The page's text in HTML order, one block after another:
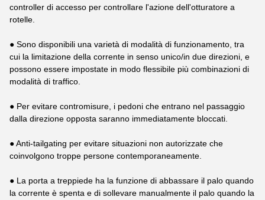
controller di accesso per controllare l'azione dell'otturatore a
rotelle.
● Sono disponibili una varietà di modalità di funzionamento, tra
cui la limitazione della corrente in senso unico/in due direzioni, e
possono essere impostate in modo flessibile più combinazioni di
modalità di traffico.
● Per evitare contromisure, i pedoni che entrano nel passaggio
dalla direzione opposta saranno immediatamente bloccati.
● Anti-tailgating per evitare situazioni non autorizzate che
coinvolgono troppe persone contemporaneamente.
● La porta a treppiede ha la funzione di abbassare il palo quando
la corrente è spenta e di sollevare manualmente il palo quando la